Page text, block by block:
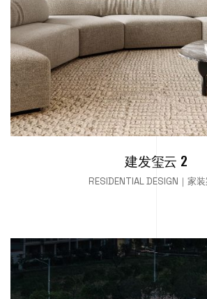
建发玺云 2
RESIDENTIAL DESIGN｜家